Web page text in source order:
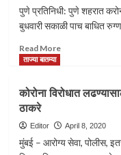
“तबलिगीना”
परवानगी
दिली?
अनिल
देशमुख
पुणे प्रतिनिधी: पुणे शहरात
बुधवारी सकाळी पाच बाधित
Read MoreRead
पुणे
शहरात
8
बळी…
ताज्या बातम्या
कोरोना विरोधात
ठाकरे
Editor April 8, 2020
मुंबई – आरोग्य सेवा, पोलीस,